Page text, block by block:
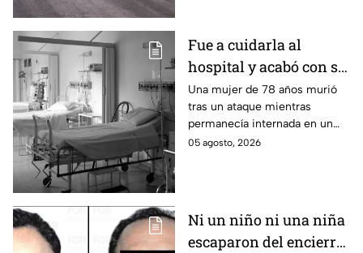
Fue a cuidarla al
hospital y acabó con su
vida: Hombre habría
asfixiado a su suegra
mientras estaba
internada en Veracruz
Una mujer de 78 años murió
tras un ataque mientras
permanecía internada en un
hospital de Veracruz;
05 agosto, 2026
Ni un niño ni una niña
escaparon del encierro: